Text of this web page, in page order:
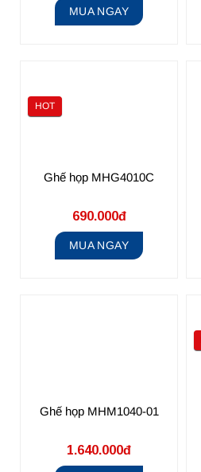
MUA NGAY
HOT
Ghế họp MHG4010C
690.000đ
MUA NGAY
Ghế họp MHM1040-01
1.640.000đ